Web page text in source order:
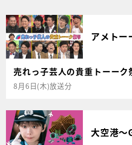
アメトー
売れっ子芸人の貴重トーー
8月6日(木)放送分
大空港～